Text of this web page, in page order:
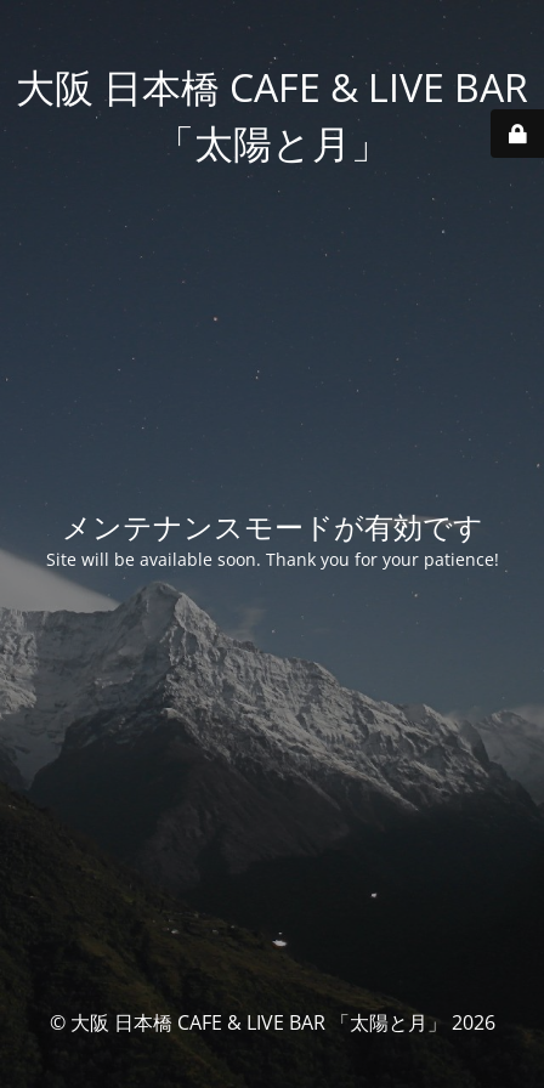
大阪 日本橋 CAFE & LIVE BAR
「太陽と月」
メンテナンスモードが有効です
Site will be available soon. Thank you for your patience!
© 大阪 日本橋 CAFE & LIVE BAR 「太陽と月」 2026